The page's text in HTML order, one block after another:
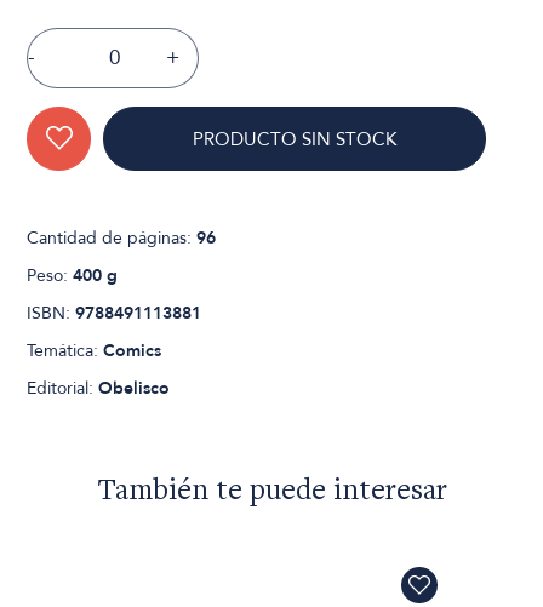
- +
PRODUCTO SIN STOCK
Cantidad de páginas:96
Peso:400 g
ISBN:9788491113881
Temática:Comics
Editorial:Obelisco
También te puede interesar